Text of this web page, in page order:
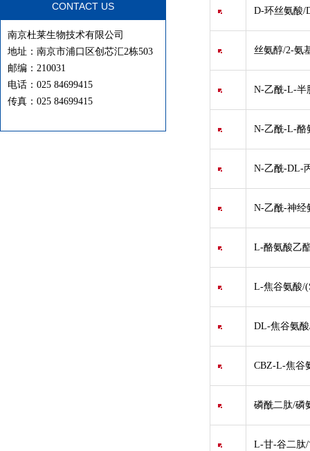
CONTACT US
南京杜莱生物技术有限公司
地址：南京市浦口区创芯汇2栋503
邮编：210031
电话：025 84699415
传真：025 84699415
D-环丝氨酸/
丝氨醇/2-氨
N-乙酰-L-半
N-乙酰-L-酪
N-乙酰-DL-
N-乙酰-神经
L-酪氨酸乙
L-焦谷氨酸/
DL-焦谷氨
CBZ-L-焦谷
磷酰二肽/磷
L-甘-谷二肽